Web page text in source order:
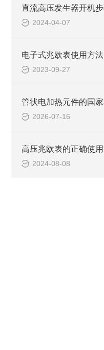
直流高压发生器开机
2024-04-07
电子式兆欧表使用方法
2023-09-27
管状电加热元件的国
2026-07-16
高压兆欧表的正确使
2024-08-08